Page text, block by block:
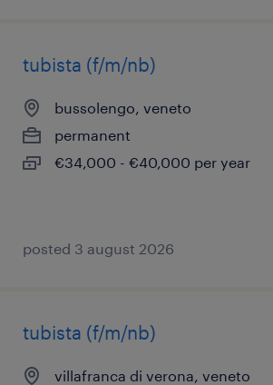
tubista (f/m/nb)
bussolengo, veneto
permanent
€34,000 - €40,000 per year
posted 3 august 2026
tubista (f/m/nb)
villafranca di verona, veneto